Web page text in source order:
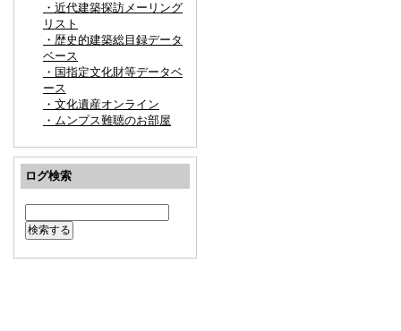
・近代建築探訪メーリング
リスト
・歴史的建築総目録データ
ベース
・国指定文化財等データベ
ース
・文化遺産オンライン
・ムンプス難聴のお部屋
ログ検索